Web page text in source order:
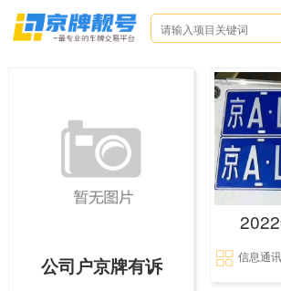
公司户京牌有诉 信息通讯